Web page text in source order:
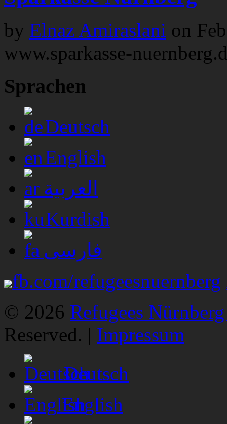
by Elnaz Amiraslani on
www.sparkasse-
Sprachen
Deutsch
English
العربية
Kurdish
فارسی
fb.com/refugeesnuernberg
© 2026 Refugees
Reserved. | Impressum
Deutsch
English